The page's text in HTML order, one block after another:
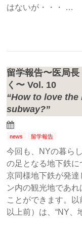
はないが・・・ …
留学報告〜医局
く〜 Vol. 10
“How to love the
subway?”
news 留学報告
今回も、NYの暮ら
の足となる地下鉄
京同様地下鉄が発達
ン内の観光地であれ
ことができます。
以上前）は、“NY、